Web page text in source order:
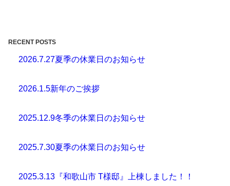
RECENT POSTS
2026.7.27夏季の休業日のお知らせ
2026.1.5新年のご挨拶
2025.12.9冬季の休業日のお知らせ
2025.7.30夏季の休業日のお知らせ
2025.3.13 『和歌山市 T様邸』上棟しました！！